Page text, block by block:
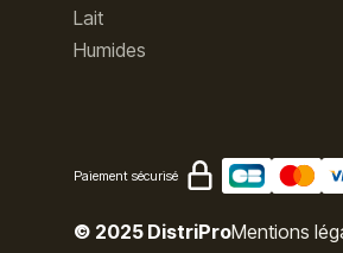
Lait
Humides
Paiement sécurisé
© 2025 DistriProMentions